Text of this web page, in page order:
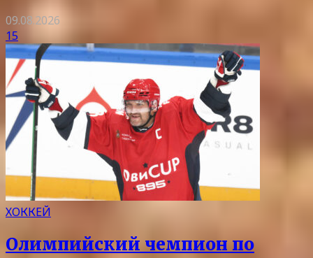
09.08.2026
15
ХОККЕЙ
Олимпийский чемпион по